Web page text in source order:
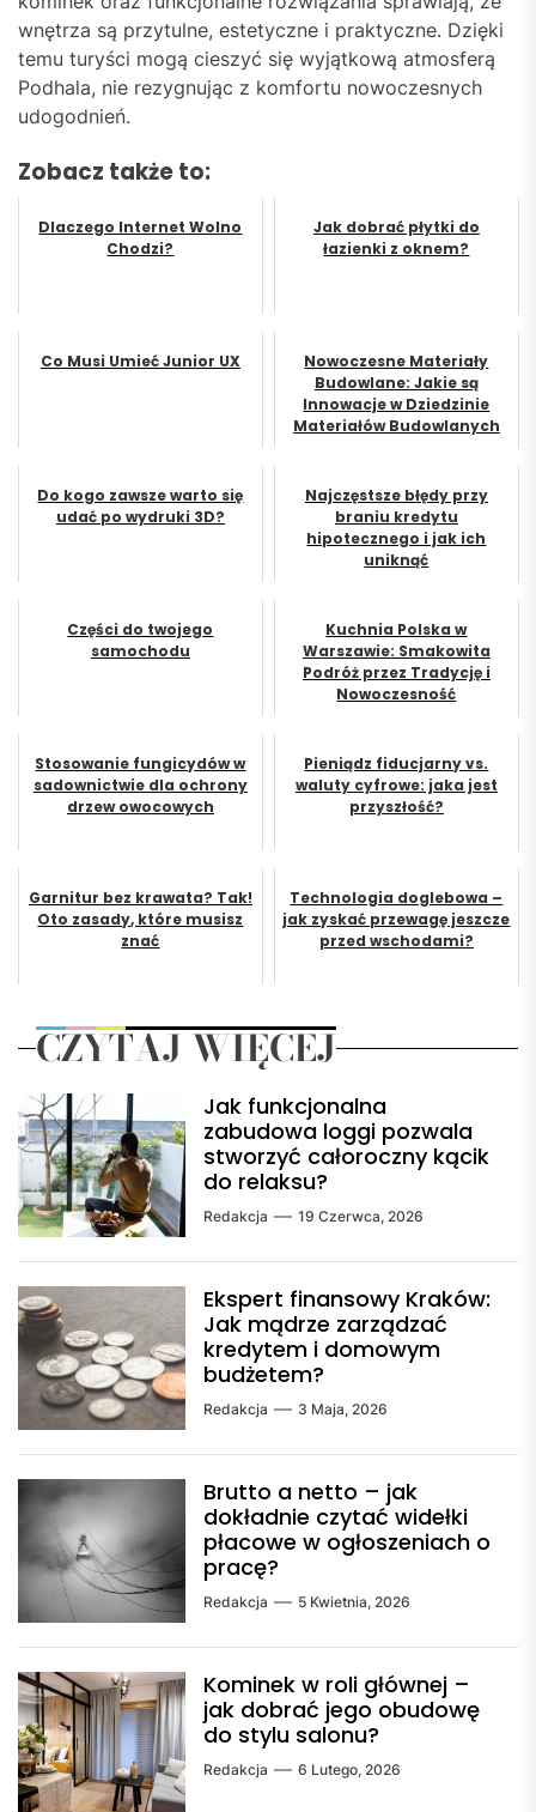
wnętrza są przytulne, estetyczne i praktyczne. Dzięki
temu turyści mogą cieszyć się wyjątkową atmosferą
Podhala, nie rezygnując z komfortu nowoczesnych
udogodnień.
Zobacz także to:
Dlaczego Internet Wolno
Chodzi?
Jak dobrać płytki do
łazienki z oknem?
Co Musi Umieć Junior UX
Nowoczesne Materiały
Budowlane: Jakie są
Innowacje w Dziedzinie
Materiałów Budowlanych
Do kogo zawsze warto się
udać po wydruki 3D?
Najczęstsze błędy przy
braniu kredytu
hipotecznego i jak ich
uniknąć
Części do twojego
samochodu
Kuchnia Polska w
Warszawie: Smakowita
Podróż przez Tradycję i
Nowoczesność
Stosowanie fungicydów w
sadownictwie dla ochrony
drzew owocowych
Pieniądz fiducjarny vs.
waluty cyfrowe: jaka jest
przyszłość?
Garnitur bez krawata? Tak!
Oto zasady, które musisz
znać
Technologia doglebowa –
jak zyskać przewagę jeszcze
przed wschodami?
CZYTAJ WIĘCEJ
Jak funkcjonalna
zabudowa loggi pozwala
stworzyć całoroczny kącik
do relaksu?
Redakcja 19 Czerwca, 2026
Ekspert finansowy Kraków:
Jak mądrze zarządzać
kredytem i domowym
budżetem?
Redakcja 3 Maja, 2026
Brutto a netto – jak
dokładnie czytać widełki
płacowe w ogłoszeniach o
pracę?
Redakcja 5 Kwietnia, 2026
Kominek w roli głównej –
jak dobrać jego obudowę
do stylu salonu?
Redakcja 6 Lutego, 2026